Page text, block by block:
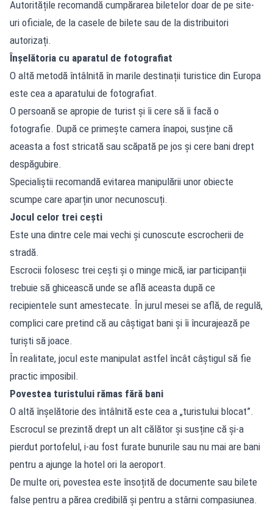
Autoritățile recomandă cumpărarea biletelor doar de pe site-
uri oficiale, de la casele de bilete sau de la distribuitori
autorizați.
Înșelătoria cu aparatul de fotografiat
O altă metodă întâlnită în marile destinații turistice din Europa
este cea a aparatului de fotografiat.
O persoană se apropie de turist și îi cere să îi facă o
fotografie. După ce primește camera înapoi, susține că
aceasta a fost stricată sau scăpată pe jos și cere bani drept
despăgubire.
Specialiștii recomandă evitarea manipulării unor obiecte
scumpe care aparțin unor necunoscuți.
Jocul celor trei cești
Este una dintre cele mai vechi și cunoscute escrocherii de
stradă.
Escrocii folosesc trei cești și o minge mică, iar participanții
trebuie să ghicească unde se află aceasta după ce
recipientele sunt amestecate. În jurul mesei se află, de regulă,
complici care pretind că au câștigat bani și îi încurajează pe
turiști să joace.
În realitate, jocul este manipulat astfel încât câștigul să fie
practic imposibil.
Povestea turistului rămas fără bani
O altă înșelătorie des întâlnită este cea a „turistului blocat”.
Escrocul se prezintă drept un alt călător și susține că și-a
pierdut portofelul, i-au fost furate bunurile sau nu mai are bani
pentru a ajunge la hotel ori la aeroport.
De multe ori, povestea este însoțită de documente sau bilete
false pentru a părea credibilă și pentru a stârni compasiunea.